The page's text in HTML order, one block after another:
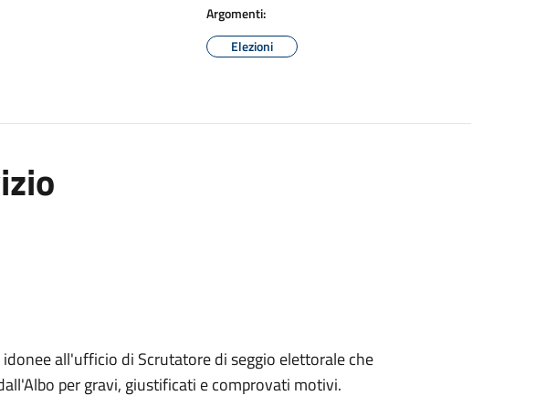
Argomenti:
Elezioni
all'ufficio di Scrutatore di seggio elettorale che
per gravi, giustificati e comprovati motivi.